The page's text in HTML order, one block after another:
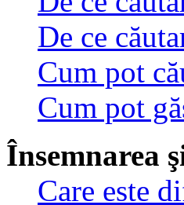
De ce
Cum pot
Cum pot
Însemnarea
Care este